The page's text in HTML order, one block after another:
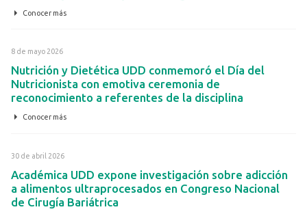
Conocer más
8 de mayo 2026
Nutrición y Dietética UDD conmemoró el Día del
Nutricionista con emotiva ceremonia de
reconocimiento a referentes de la disciplina
Conocer más
30 de abril 2026
Académica UDD expone investigación sobre adicción
a alimentos ultraprocesados en Congreso Nacional
de Cirugía Bariátrica